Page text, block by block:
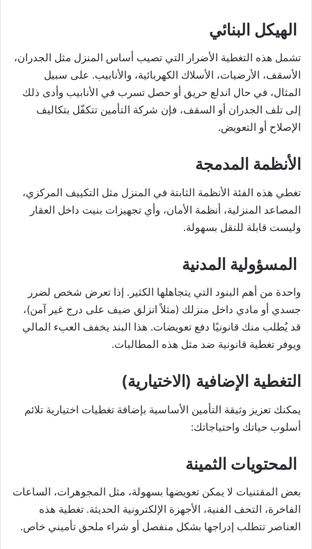
الهيكل البنائي
تشمل هذه التغطية الأضرار التي تصيب أساس المنزل مثل الجدران،
الأسقف، الأرضيات، الأسلاك الكهربائية، والأنابيب. على سبيل
المثال، في حال اندلع حريق أو حصل تسرب في الأنابيب وأدى ذلك
إلى تلف الجدران أو السقف، فإن شركة التأمين تتكفّل بتكاليف
الإصلاح أو التعويض.
الأنظمة المدمجة
تغطي هذه الفئة الأنظمة الثابتة في المنزل مثل التكييف المركزي،
المصاعد المنزلية، أنظمة الأمان، وأي تجهيزات بنيت داخل العقار
وليست قابلة للنقل بسهولة.
المسؤولية المدنية
واحدة من أهم البنود التي يتجاهلها الكثير. إذا تعرض شخص لضرر
جسدي أو مادي داخل منزلك (مثلاً انزلق ضيف على درج غير آمن)،
قد يُطلب منك قانونيًا دفع تعويضات. هذا البند يخفف العبء المالي
ويوفر تغطية قانونية ضد مثل هذه المطالبات.
التغطية الإضافية (الاختيارية)
يمكنك تعزيز وثيقة التأمين الأساسية بإضافة تغطيات اختيارية تلائم
أسلوب حياتك واحتياجاتك:
المحتويات الثمينة
بعض المقتنيات لا يمكن تعويضها بسهولة، مثل المجوهرات، الساعات
الفاخرة، التحف الفنية، الأجهزة الإلكترونية الحديثة. تغطية هذه
العناصر تتطلب إدراجها بشكل منفصل أو شراء ملحق تأميني خاص.